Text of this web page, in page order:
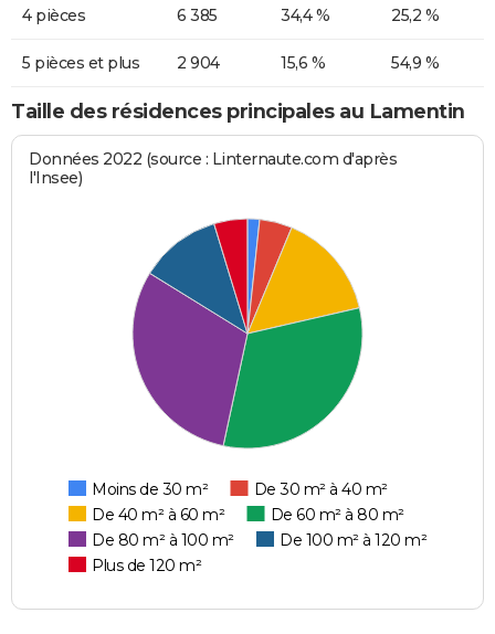
4 pièces 6 385 34,4 % 25,2 %
5 pièces et plus 2 904 15,6 % 54,9 %
Taille des résidences principales au Lamentin
Données 2022 (source : Linternaute.com d'après
l'Insee)
Moins de 30 m²
De 30 m² à 40 m²
De 40 m² à 60 m²
De 60 m² à 80 m²
De 80 m² à 100 m²
De 100 m² à 120 m²
Plus de 120 m²